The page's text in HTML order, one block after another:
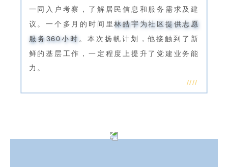
一同入户考察，了解居民信息和服务需求及建
议。一个多月的时间里林皓宇为社区提供志愿
服务360小时。本次扬帆计划，他接触到了新
鲜的基层工作，一定程度上提升了党建业务能
力。
////